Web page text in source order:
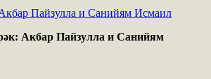
Акбар Пайзулла и Санийям